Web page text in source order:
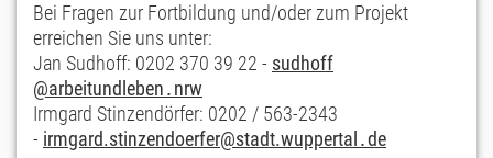
Bei Fragen zur Fortbildung und/oder zum Projekt
erreichen Sie uns unter:
Jan Sudhoff: 0202 370 39 22 - sudhoff
@arbeitundleben․nrw
Irmgard Stinzendörfer: 0202 / 563-2343
- irmgard.stinzendoerfer@stadt.wuppertal․de